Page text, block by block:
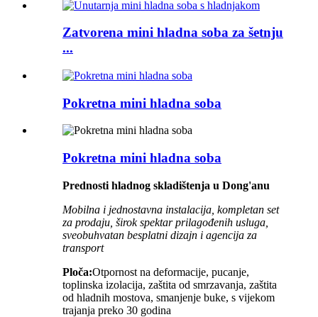
Zatvorena mini hladna soba za šetnju
...
Pokretna mini hladna soba
Pokretna mini hladna soba
Prednosti hladnog skladištenja u Dong'anu
Mobilna i jednostavna instalacija, kompletan set
za prodaju, širok spektar prilagođenih usluga,
sveobuhvatan besplatni dizajn i agencija za
transport
Ploča:Otpornost na deformacije, pucanje,
toplinska izolacija, zaštita od smrzavanja, zaštita
od hladnih mostova, smanjenje buke, s vijekom
trajanja preko 30 godina